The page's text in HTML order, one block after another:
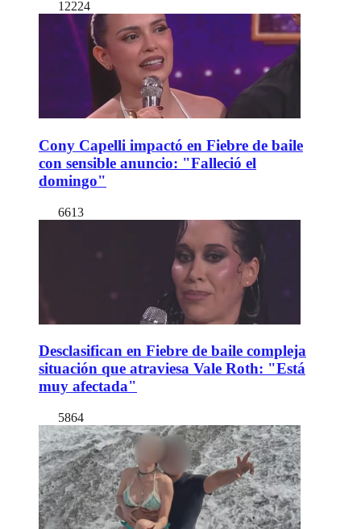
12224
Cony Capelli impactó en Fiebre de baile
con sensible anuncio: "Falleció el
domingo"
6613
Desclasifican en Fiebre de baile compleja
situación que atraviesa Vale Roth: "Está
muy afectada"
5864